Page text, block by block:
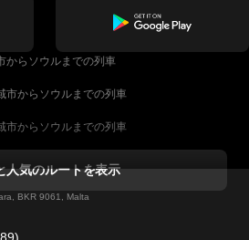
からソウルまでの列車
市からソウルまでの列車
市からソウルまでの列車
らゴールウェイまでの列車
人気のルートを表示
BKR 9061, Malta